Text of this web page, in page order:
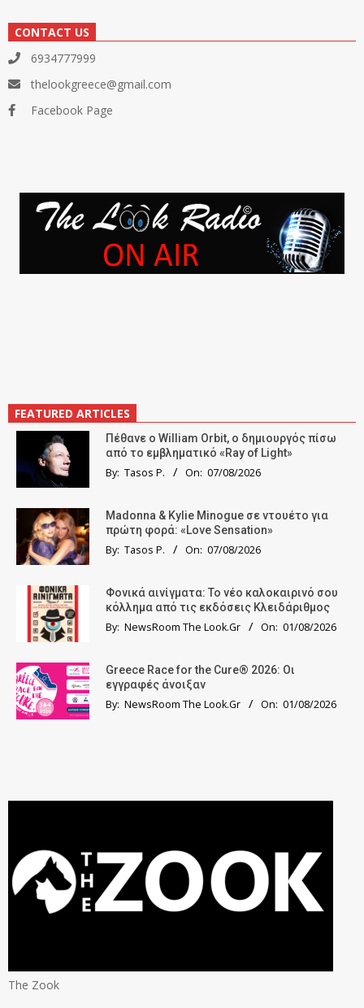
CONTACT US
6934777999
thelookgreece@gmail.com
Facebook Page
FEATURED ARTICLES
Πέθανε ο William Orbit, ο δημιουργός πίσω
από το εμβληματικό «Ray of Light»
By: Tasos P. On: 07/08/2026
Madonna & Kylie Minogue σε ντουέτο για
πρώτη φορά: «Love Sensation»
By: Tasos P. On: 07/08/2026
Φονικά αινίγματα: Το νέο καλοκαιρινό σου
κόλλημα από τις εκδόσεις Κλειδάριθμος
By: NewsRoom The Look.Gr On: 01/08/2026
Greece Race for the Cure® 2026: Οι
εγγραφές άνοιξαν
By: NewsRoom The Look.Gr On: 01/08/2026
The Zook